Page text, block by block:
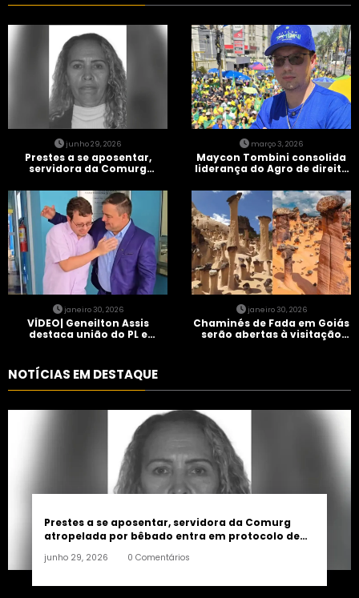
junho 29, 2026
Prestes a se aposentar,
servidora da Comurg
entra em protocolo de
morte encefálica
março 3, 2026
Maycon Tombini consolida
liderança do Agro de direita
Brasil” em Goiânia
janeiro 30, 2026
VÍDEO| Geneilton Assis
destaca união do PL e
janeiro 30, 2026
Chaminés de Fada em Goiás
serão abertas à visitação
NOTÍCIAS EM DESTAQUE
Prestes a se aposentar, servidora da Comurg
atropelada por bêbado entra em protocolo de
junho 29, 2026 0 Comentários